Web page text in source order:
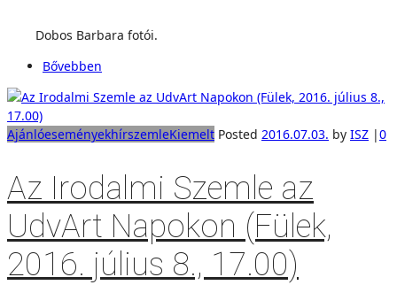
Dobos Barbara fotói.
Bővebben
AjánlóeseményekhírszemleKiemelt Posted 2016.07.03. by ISZ |0
Az Irodalmi Szemle az
UdvArt Napokon (Fülek,
2016. július 8., 17.00)